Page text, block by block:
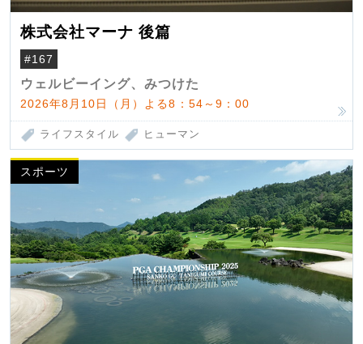
株式会社マーナ 後篇
#167
ウェルビーイング、みつけた
2026年8月10日（月）よる8：54～9：00
ライフスタイル ヒューマン
スポーツ